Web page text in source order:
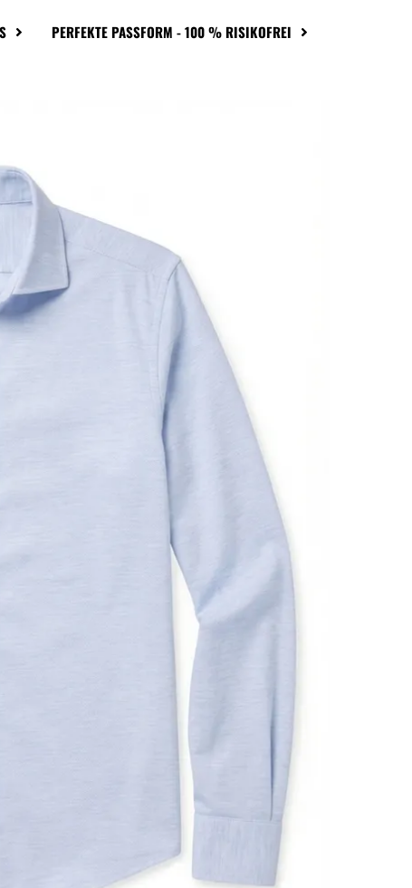
PERFEKTE PASSFORM - 100 % RISIKOFREI